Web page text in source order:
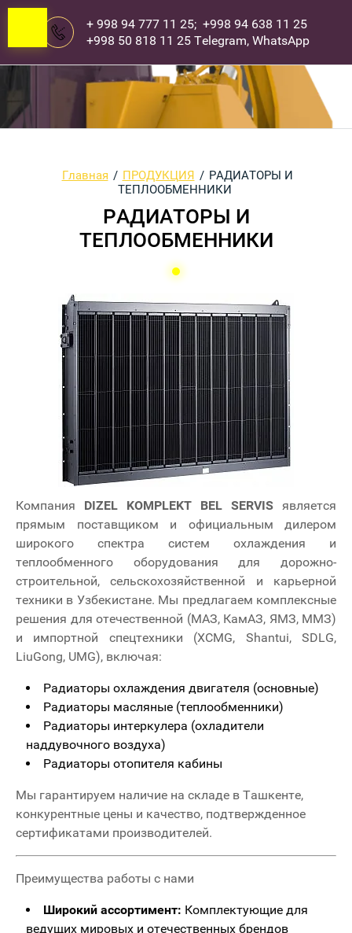
+ 998 94 777 11 25; +998 94 638 11 25
+998 50 818 11 25 Telegram, WhatsApp
Главная / ПРОДУКЦИЯ / РАДИАТОРЫ И
ТЕПЛООБМЕННИКИ
РАДИАТОРЫ И
ТЕПЛООБМЕННИКИ
Компания DIZEL KOMPLEKT BEL SERVIS является
прямым поставщиком и официальным дилером
широкого спектра систем охлаждения и
теплообменного оборудования для дорожно-
строительной, сельскохозяйственной и карьерной
техники в Узбекистане. Мы предлагаем комплексные
решения для отечественной (МАЗ, КамАЗ, ЯМЗ, ММЗ)
и импортной спецтехники (XCMG, Shantui, SDLG,
LiuGong, UMG), включая:
Радиаторы охлаждения двигателя (основные)
Радиаторы масляные (теплообменники)
Радиаторы интеркулера (охладители
наддувочного воздуха)
Радиаторы отопителя кабины
Мы гарантируем наличие на складе в Ташкенте,
конкурентные цены и качество, подтвержденное
сертификатами производителей.
Преимущества работы с нами
Широкий ассортимент: Комплектующие для
ведущих мировых и отечественных брендов